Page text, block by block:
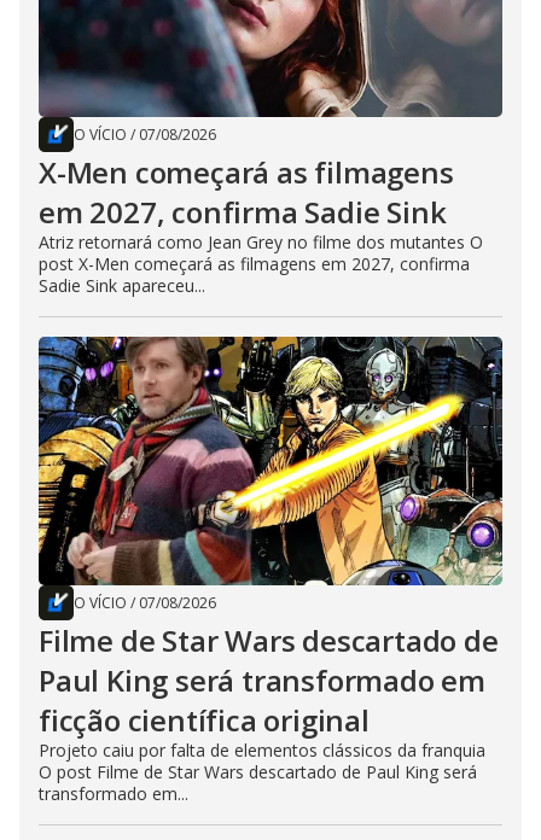
O VÍCIO / 07/08/2026
X-Men começará as filmagens
em 2027, confirma Sadie Sink
Atriz retornará como Jean Grey no filme dos mutantes O
post X-Men começará as filmagens em 2027, confirma
Sadie Sink apareceu...
O VÍCIO / 07/08/2026
Filme de Star Wars descartado de
Paul King será transformado em
ficção científica original
Projeto caiu por falta de elementos clássicos da franquia
O post Filme de Star Wars descartado de Paul King será
transformado em...